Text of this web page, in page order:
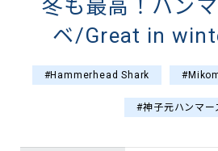
冬も最高！ハン
ベ/Great in
#Hammerhead Shark
#神子元ハンマー